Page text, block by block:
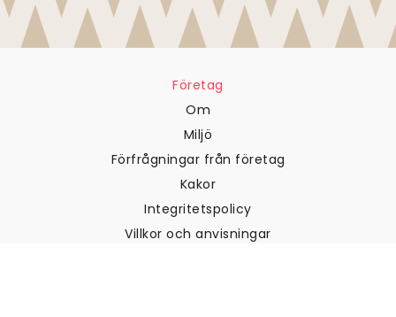
Företag
Om
Miljö
Förfrågningar från företag
Kakor
Integritetspolicy
Villkor och anvisningar